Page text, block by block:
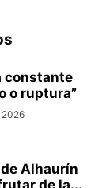
constante
o ruptura”
2026
Alhaurín
de la...